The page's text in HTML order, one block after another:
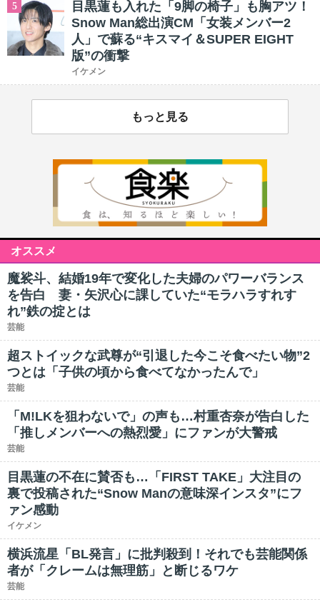
5
目黒蓮も入れた「9脚の椅子」も胸アツ！
Snow Man総出演CM「女装メンバー2
人」で蘇る“キスマイ＆SUPER EIGHT
版”の衝撃
イケメン
もっと見る
オススメ
魔裟斗、結婚19年で変化した夫婦のパワーバランス
を告白 妻・矢沢心に課していた“モラハラすれす
れ”鉄の掟とは
芸能
超ストイックな武尊が“引退した今こそ食べたい物”2
つとは「子供の頃から食べてなかったんで」
芸能
「M!LKを狙わないで」の声も…村重杏奈が告白した
「推しメンバーへの熱烈愛」にファンが大警戒
芸能
目黒蓮の不在に賛否も…「FIRST TAKE」大注目の
裏で投稿された“Snow Manの意味深インスタ”にフ
ァン感動
イケメン
横浜流星「BL発言」に批判殺到！それでも芸能関係
者が「クレームは無理筋」と断じるワケ
芸能